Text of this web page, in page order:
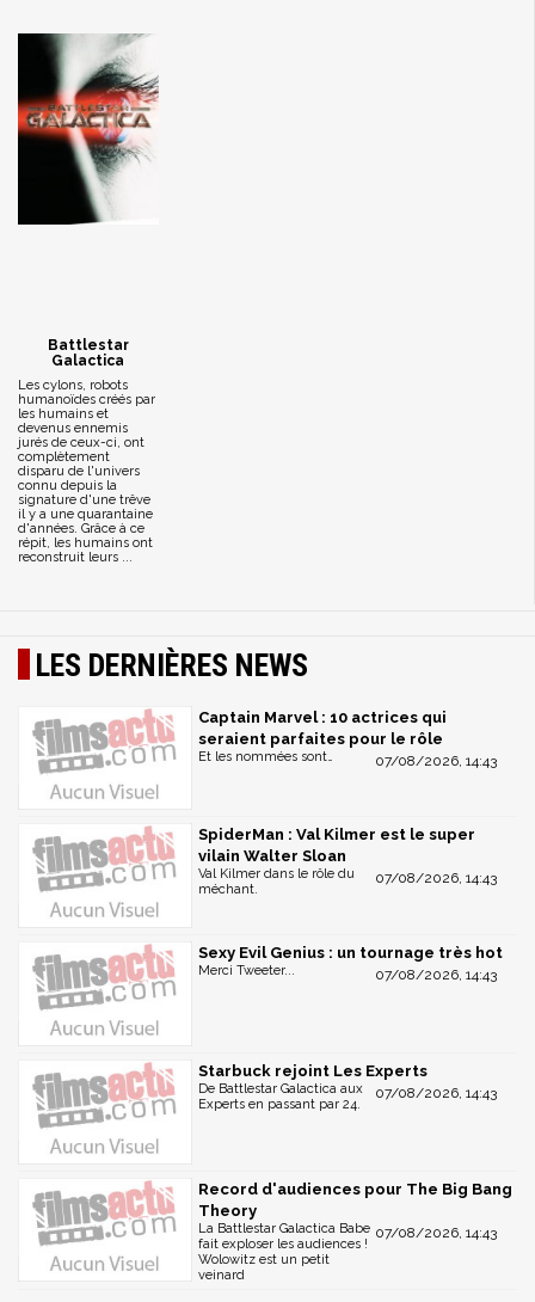
Battlestar
Galactica
Les cylons, robots
humanoïdes créés par
les humains et
devenus ennemis
jurés de ceux-ci, ont
complètement
disparu de l'univers
connu depuis la
signature d'une trêve
il y a une quarantaine
d'années. Grâce à ce
répit, les humains ont
reconstruit leurs ...
LES DERNIÈRES NEWS
Captain Marvel : 10 actrices qui
seraient parfaites pour le rôle
07/08/2026, 14:43
Et les nommées sont…
SpiderMan : Val Kilmer est le super
vilain Walter Sloan
07/08/2026, 14:43
Val Kilmer dans le rôle du
méchant.
Sexy Evil Genius : un tournage très hot
07/08/2026, 14:43
Merci Tweeter...
Starbuck rejoint Les Experts
07/08/2026, 14:43
De Battlestar Galactica aux
Experts en passant par 24.
Record d'audiences pour The Big Bang
Theory
07/08/2026, 14:43
La Battlestar Galactica Babe
fait exploser les audiences !
Wolowitz est un petit
veinard